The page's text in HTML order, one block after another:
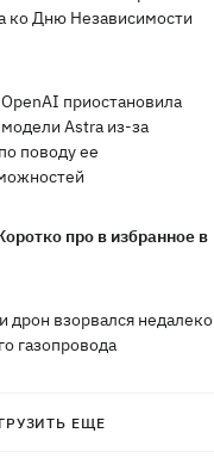
ко Дню Независимости
приостановила
Astra из-за
поводу ее
про в избранное в
дрон взорвался недалеко
газопровода
умер отец Лионеля Месси
ЕЩЕ